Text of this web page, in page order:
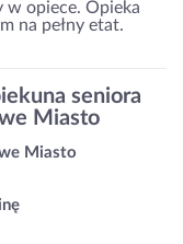
w opiece. Opieka
na pełny etat.
seniora
Miasto
Miasto